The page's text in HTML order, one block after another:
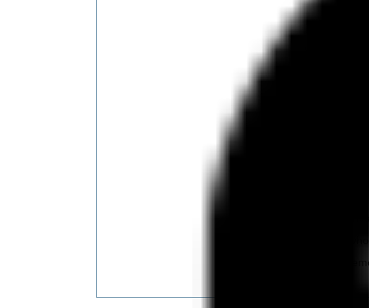
どちらも、
大型になる
刺身なら皮
市場にめっ
釣りの醍醐
:
/var/www/
content/